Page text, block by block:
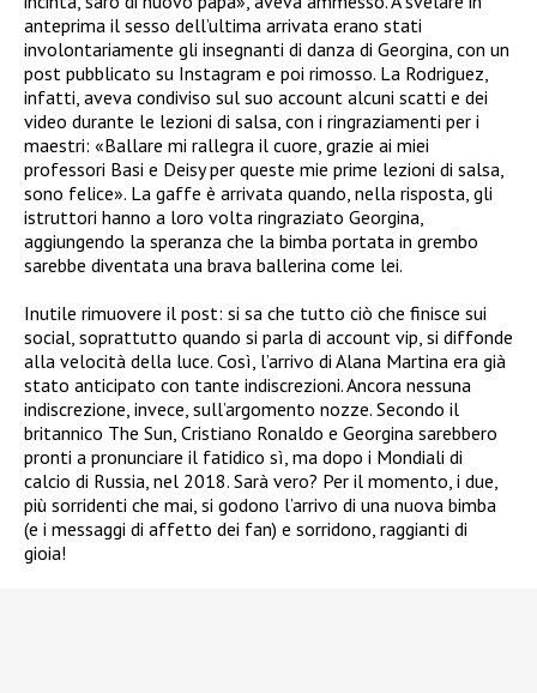
anteprima il sesso dell’ultima arrivata erano stati
involontariamente gli insegnanti di danza di Georgina, con un
post pubblicato su Instagram e poi rimosso. La Rodriguez,
infatti, aveva condiviso sul suo account alcuni scatti e dei
video durante le lezioni di salsa, con i ringraziamenti per i
maestri: «Ballare mi rallegra il cuore, grazie ai miei
professori Basi e Deisy per queste mie prime lezioni di salsa,
sono felice». La gaffe è arrivata quando, nella risposta, gli
istruttori hanno a loro volta ringraziato Georgina,
aggiungendo la speranza che la bimba portata in grembo
sarebbe diventata una brava ballerina come lei.
Inutile rimuovere il post: si sa che tutto ciò che finisce sui
social, soprattutto quando si parla di account vip, si diffonde
alla velocità della luce. Così, l’arrivo di Alana Martina era già
stato anticipato con tante indiscrezioni. Ancora nessuna
indiscrezione, invece, sull’argomento nozze. Secondo il
britannico The Sun, Cristiano Ronaldo e Georgina sarebbero
pronti a pronunciare il fatidico sì, ma dopo i Mondiali di
calcio di Russia, nel 2018. Sarà vero? Per il momento, i due,
più sorridenti che mai, si godono l’arrivo di una nuova bimba
(e i messaggi di affetto dei fan) e sorridono, raggianti di
gioia!